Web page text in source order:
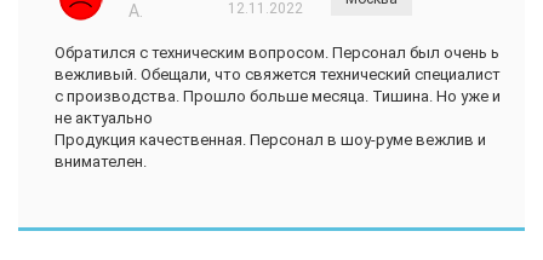
А.
12.11.2022
Обратился с техническим вопросом. Персонал был очень ь
вежливый. Обещали, что свяжется технический специалист
с производства. Прошло больше месяца. Тишина. Но уже и
не актуально
Продукция качественная. Персонал в шоу-руме вежлив и
внимателен.